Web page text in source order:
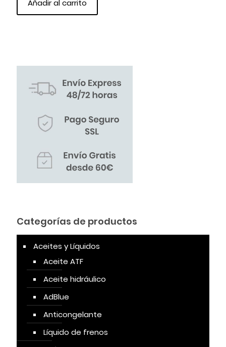
Añadir al carrito
Categorías de productos
Aceites y Líquidos
Aceite ATF
Aceite hidráulico
AdBlue
Anticongelante
Líquido de frenos